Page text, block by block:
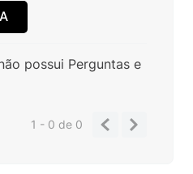
possui Perguntas e
1 - 0de 0